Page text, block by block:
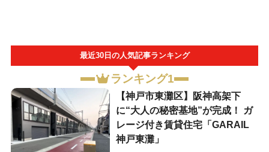
最近30日の人気記事ランキング
ランキング1
【神戸市東灘区】阪神高架下
に“大人の秘密基地”が完成！ ガ
レージ付き賃貸住宅「GARAIL
神戸東灘」